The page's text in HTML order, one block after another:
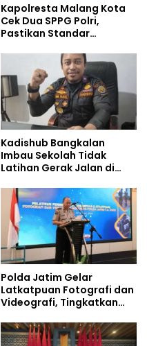
Kapolresta Malang Kota
Cek Dua SPPG Polri,
Pastikan Standar
Pengelolaan Limbah
Berjalan Optimal
Kadishub Bangkalan
Imbau Sekolah Tidak
Latihan Gerak Jalan di
Polda Jatim Gelar
Latkatpuan Fotografi dan
Videografi, Tingkatkan
Era Digital